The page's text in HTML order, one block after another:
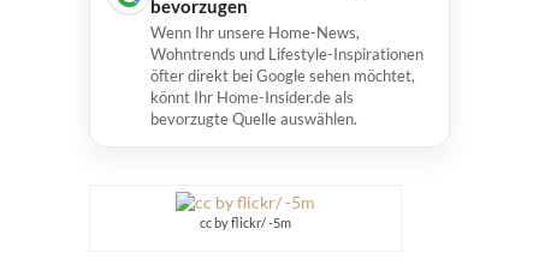
bevorzugen
Wenn Ihr unsere Home-News,
Wohntrends und Lifestyle-Inspirationen
öfter direkt bei Google sehen möchtet,
könnt Ihr Home-Insider.de als
bevorzugte Quelle auswählen.
cc by flickr/ -5m